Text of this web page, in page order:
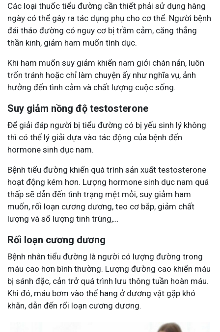
Các loại thuốc tiểu đường cần thiết phải sử dụng hàng
ngày có thể gây ra tác dụng phụ cho cơ thể. Người bệnh
đái tháo đường có nguy cơ bị trầm cảm, căng thẳng
thần kinh, giảm ham muốn tình dục.
Khi ham muốn suy giảm khiến nam giới chán nản, luôn
trốn tránh hoặc chỉ làm chuyện ấy như nghĩa vụ, ảnh
hưởng đến tình cảm và chất lượng cuộc sống.
Suy giảm nồng độ testosterone
Để giải đáp người bị tiểu đường có bị yếu sinh lý không
thì có thể lý giải dựa vào tác động của bệnh đến
hormone sinh dục nam.
Bệnh tiểu đường khiến quá trình sản xuất testosterone
hoạt động kém hơn. Lượng hormone sinh dục nam quá
thấp sẽ dẫn đến tình trạng mệt mỏi, suy giảm ham
muốn, rối loạn cương dương, teo cơ bắp, giảm chất
lượng và số lượng tinh trùng,…
Rối loạn cương dương
Bệnh nhân tiểu đường là người có lượng đường trong
máu cao hơn bình thường. Lượng đường cao khiến máu
bị sánh đặc, cản trở quá trình lưu thông tuần hoàn máu.
Khi đó, máu bơm vào thể hang ở dương vật gặp khó
khăn, dẫn đến rối loạn cương dương.